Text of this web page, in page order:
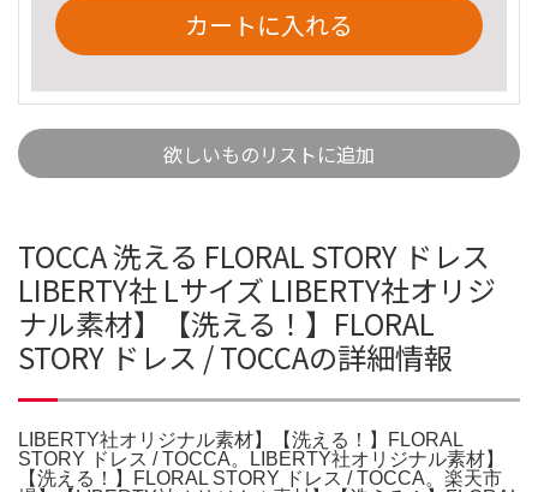
カートに入れる
欲しいものリストに追加
TOCCA 洗える FLORAL STORY ドレス
LIBERTY社 Lサイズ LIBERTY社オリジ
ナル素材】【洗える！】FLORAL
STORY ドレス / TOCCAの詳細情報
LIBERTY社オリジナル素材】【洗える！】FLORAL
STORY ドレス / TOCCA。LIBERTY社オリジナル素材】
【洗える！】FLORAL STORY ドレス / TOCCA。楽天市